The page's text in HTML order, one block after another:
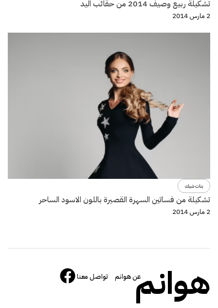
تشكيلة ربيع وصيف 2014 من حقائب اليد
2 مارس 2014
بنات شيك
تشكيلة من فساتين السهرة القصيرة باللون الاسود الساحر
2 مارس 2014
هوانمعن هوانم تواصل معنا